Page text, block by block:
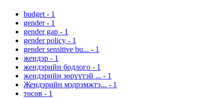
budget - 1
gender - 1
gender gap - 1
gender policy - 1
gender sensitive bu... - 1
жендэр - 1
жендэрийн бодлого - 1
жендэрийн зөрүүтэй ... - 1
Жендэрийн мэдрэмжтэ... - 1
төсөв - 1